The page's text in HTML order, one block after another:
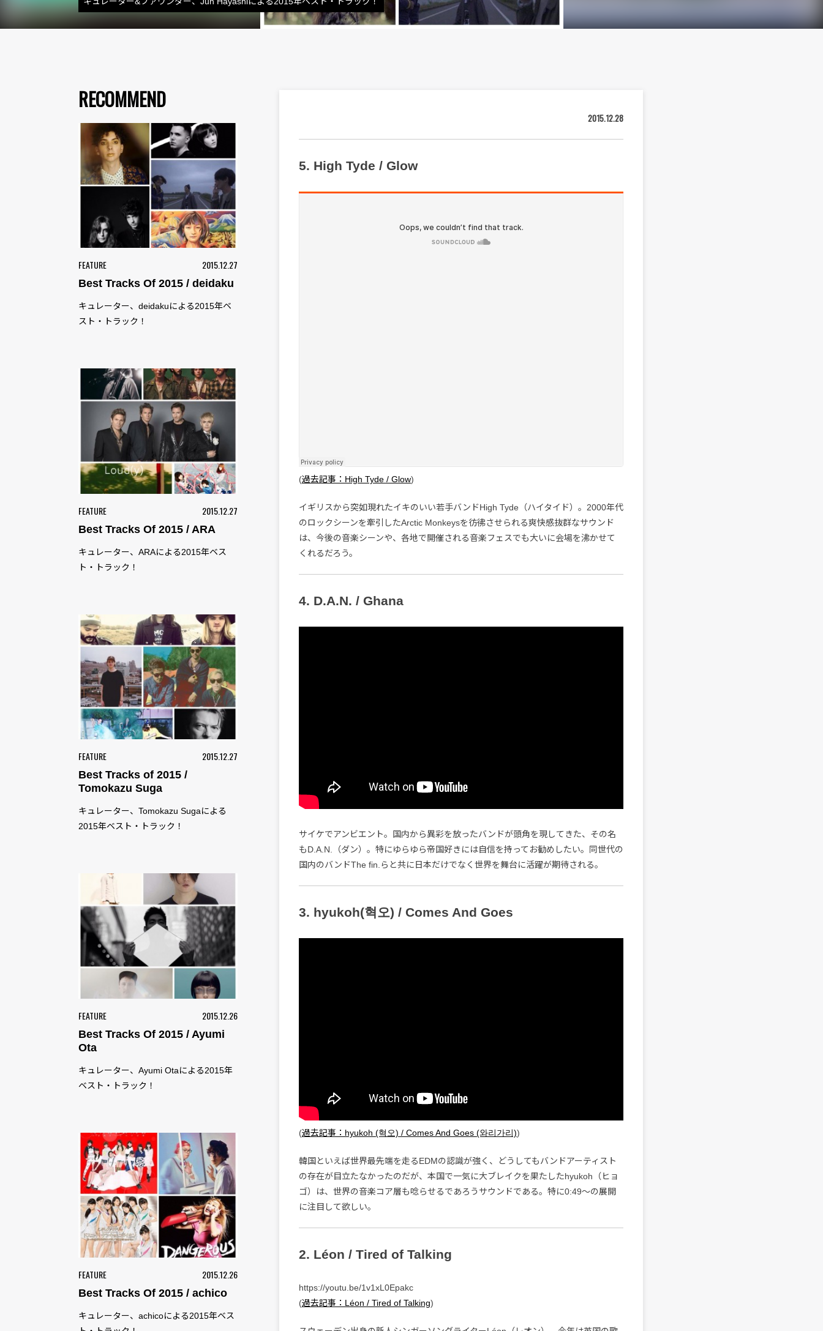
RECOMMEND
FEATURE 2015.12.27
Best Tracks Of 2015 / deidaku
キュレーター、deidakuによる2015年ベ
スト・トラック！
FEATURE 2015.12.27
Best Tracks Of 2015 / ARA
キュレーター、ARAによる2015年ベス
ト・トラック！
FEATURE 2015.12.27
Best Tracks of 2015 /
Tomokazu Suga
キュレーター、Tomokazu Sugaによる
2015年ベスト・トラック！
FEATURE 2015.12.26
Best Tracks Of 2015 / Ayumi
Ota
キュレーター、Ayumi Otaによる2015年
ベスト・トラック！
FEATURE 2015.12.26
Best Tracks Of 2015 / achico
キュレーター、achicoによる2015年ベス
2015.12.28
5. High Tyde / Glow
(過去記事：High Tyde / Glow)
イギリスから突如現れたイキのいい若手バンドHigh Tyde（ハイタイド）。2000年代
のロックシーンを牽引したArctic Monkeysを彷彿させられる爽快感抜群なサウンド
は、今後の音楽シーンや、各地で開催される音楽フェスでも大いに会場を沸かせて
くれるだろう。
4. D.A.N. / Ghana
サイケでアンビエント。国内から異彩を放ったバンドが頭角を現してきた、その名
もD.A.N.（ダン）。特にゆらゆら帝国好きには自信を持ってお勧めしたい。同世代の
国内のバンドThe fin.らと共に日本だけでなく世界を舞台に活躍が期待される。
3. hyukoh(혁오) / Comes And Goes
(過去記事：hyukoh (혁오) / Comes And Goes (와리가리))
韓国といえば世界最先端を走るEDMの認識が強く、どうしてもバンドアーティスト
の存在が目立たなかったのだが、本国で一気に大ブレイクを果たしたhyukoh（ヒョ
ゴ）は、世界の音楽コア層も唸らせるであろうサウンドである。特に0:49〜の展開
に注目して欲しい。
2. Léon / Tired of Talking
https://youtu.be/1v1xL0Epakc
(過去記事：Léon / Tired of Talking)